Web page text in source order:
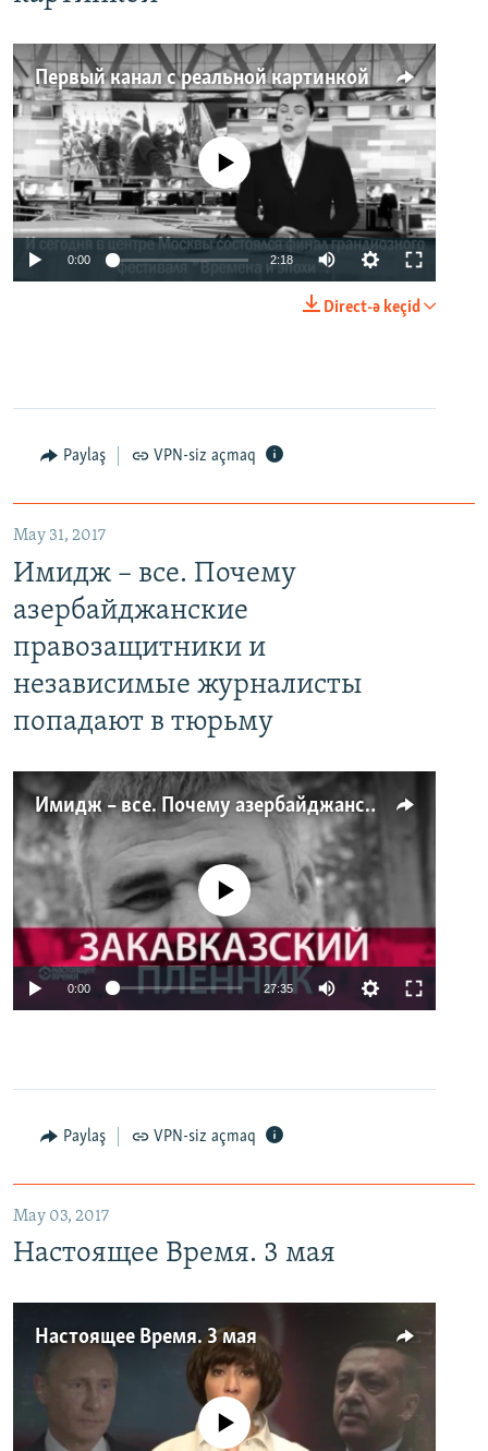
Первый канал с реальной картинкой
No media source currently available
0:00 2:18
Direct-ə keçid
Paylaş VPN-siz açmaq
May 31, 2017
Имидж – все. Почему
азербайджанские
правозащитники и
независимые журналисты
попадают в тюрьму
Имидж – все. Почему азербайджанские правозащитники и независимые журналисты попадают в тюрьму
No media source currently available
0:00 27:35
Paylaş VPN-siz açmaq
May 03, 2017
Настоящее Время. 3 мая
Настоящее Время. 3 мая
No media source currently available